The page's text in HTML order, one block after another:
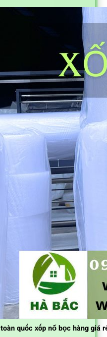
quốc xốp nổ bọc hàng giá